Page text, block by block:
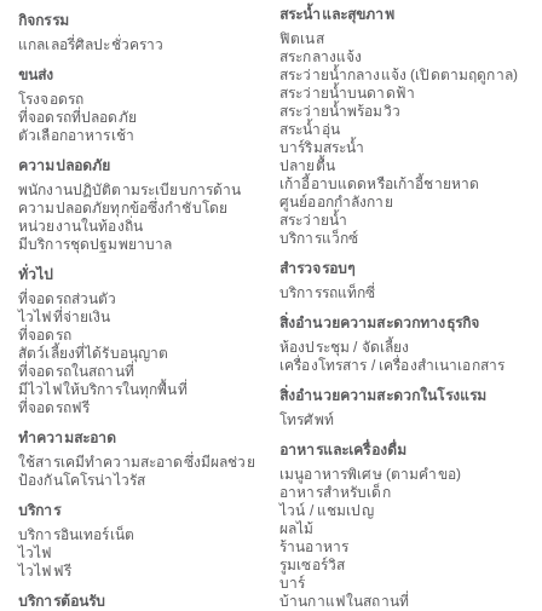
กิจกรรม
แกลเลอรี่ศิลปะชั่วคราว
ขนส่ง
โรงจอดรถ
ที่จอดรถที่ปลอดภัย
ตัวเลือกอาหารเช้า
ความปลอดภัย
พนักงานปฏิบัติตามระเบียบการด้าน
ความปลอดภัยทุกข้อซึ่งกำชับโดย
หน่วยงานในท้องถิ่น
มีบริการชุดปฐมพยาบาล
ทั่วไป
ที่จอดรถส่วนตัว
ไวไฟที่จ่ายเงิน
ที่จอดรถ
สัตว์เลี้ยงที่ได้รับอนุญาต
ที่จอดรถในสถานที่
มีไวไฟให้บริการในทุกพื้นที่
ที่จอดรถฟรี
ทำความสะอาด
ใช้สารเคมีทำความสะอาดซึ่งมีผลช่วย
ป้องกันโคโรน่าไวรัส
บริการ
บริการอินเทอร์เน็ต
ไวไฟ
ไวไฟฟรี
บริการต้อนรับ
สระน้ำและสุขภาพ
ฟิตเนส
สระกลางแจ้ง
สระว่ายน้ำกลางแจ้ง (เปิดตามฤดูกาล)
สระว่ายน้ำบนดาดฟ้า
สระว่ายน้ำพร้อมวิว
สระน้ำอุ่น
บาร์ริมสระน้ำ
ปลายตื้น
เก้าอี้อาบแดดหรือเก้าอี้ชายหาด
ศูนย์ออกกำลังกาย
สระว่ายน้ำ
บริการแว็กซ์
สำรวจรอบๆ
บริการรถแท็กซี่
สิ่งอำนวยความสะดวกทางธุรกิจ
ห้องประชุม / จัดเลี้ยง
เครื่องโทรสาร / เครื่องสำเนาเอกสาร
สิ่งอำนวยความสะดวกในโรงแรม
โทรศัพท์
อาหารและเครื่องดื่ม
เมนูอาหารพิเศษ (ตามคำขอ)
อาหารสำหรับเด็ก
ไวน์ / แชมเปญ
ผลไม้
ร้านอาหาร
รูมเซอร์วิส
บาร์
บ้านกาแฟในสถานที่